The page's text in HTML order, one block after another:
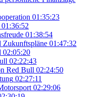
01:35:23
01:36:52
01:38:54
Zukunftspläne 01:47:32
02:05:20
02:22:43
Red Bull 02:24:50
02:27:11
02:29:06